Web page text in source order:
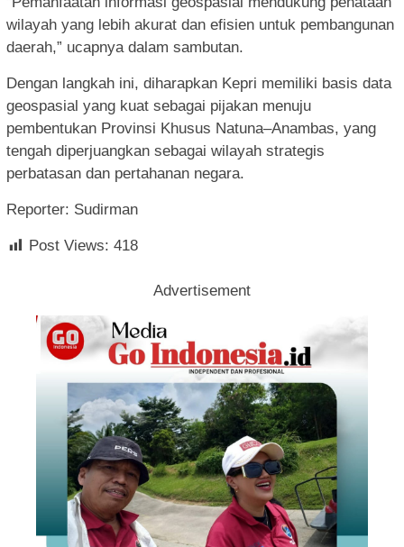
wilayah yang lebih akurat dan efisien untuk pembangunan
daerah,” ucapnya dalam sambutan.
Dengan langkah ini, diharapkan Kepri memiliki basis data
geospasial yang kuat sebagai pijakan menuju
pembentukan Provinsi Khusus Natuna–Anambas, yang
tengah diperjuangkan sebagai wilayah strategis
perbatasan dan pertahanan negara.
Reporter: Sudirman
Post Views: 418
Advertisement